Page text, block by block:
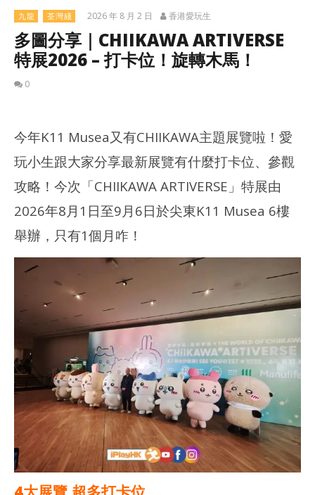
九龍 荃灣綫 2026 年 8 月 2 日 香港愛玩生
多圖分享｜CHIIKAWA ARTIVERSE
特展2026 – 打卡位！旋轉木馬！
0
NOW VIEWING
多圖分享｜CHIIKAWA ARTIVERSE 特展2026 – 打卡位！旋轉木
馬！
2026
年 8
月 2
日
香
港
愛
月 2
日
港
玩
生
今年K11 Musea又有CHIIKAWA主題展覽啦！愛
玩小生跟大家分享最新展覽有什麼打卡位、參觀
攻略！今次「CHIIKAWA ARTIVERSE」特展由
2026年8月1日至9月6日於尖東K11 Musea 6樓
舉辦，只有1個月咋！